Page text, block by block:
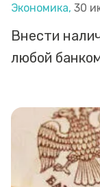
Экономика, 30
Внести
любой